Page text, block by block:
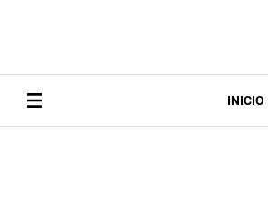
INICIO